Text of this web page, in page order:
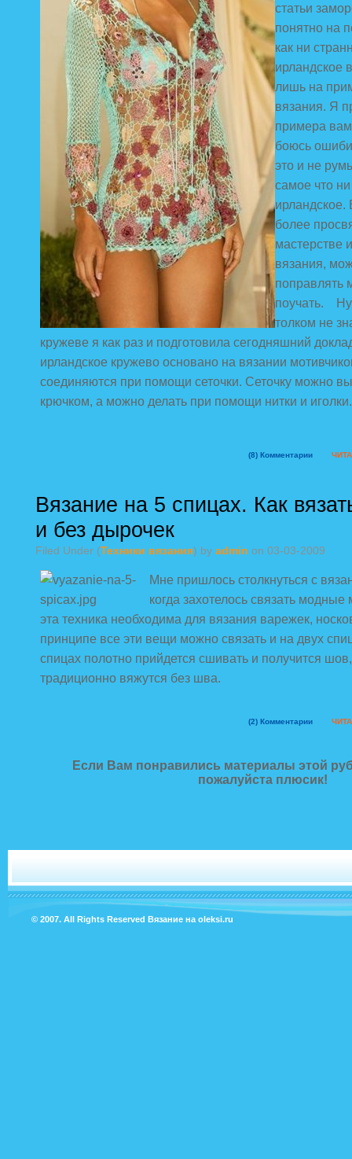
статьи
понятно на
как ни
ирландское
лишь на
вязания. Я
примера
боюсь
это и не
самое что
более
мастерстве
вязания,
поправлять
поучать. Ну
толком не
кружеве я как раз и подготовила сегодняшний
ирландское кружево основано на вязании
соединяются при помощи сеточки. Сеточку можно
крючком, а можно делать при помощи нитки и иголки.
(8) Комментарии
Вязание на 5 спицах. Как
и без дырочек
Filed Under (Техники вязания) by admin on 03-03-2009
Мне пришлось столкнуться с
когда захотелось связать модные
эта техника необходима для вязания варежек,
принципе все эти вещи можно связать и на двух
спицах полотно прийдется сшивать и получится
традиционно вяжутся без шва.
(2) Комментарии
Если Вам понравились материалы этой
пожалуйста плюсик!
© 2007. All Rights Reserved Вязание на oleksi.ru